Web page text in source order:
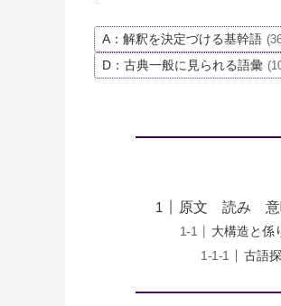
A：解釈を決定づける基幹語
D：古典一般に見られる語彙
原文 読み 意
大構造と係
古語